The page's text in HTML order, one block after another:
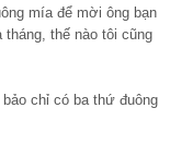
mía để mời ông bạn
thế nào tôi cũng
chỉ có ba thứ đuông